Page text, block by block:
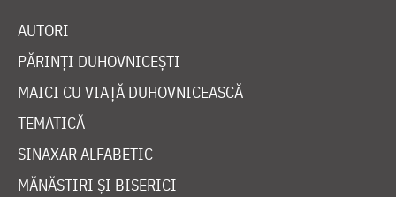
AUTORI
PĂRINȚI DUHOVNICEȘTI
MAICI CU VIAȚĂ DUHOVNICEASCĂ
TEMATICĂ
SINAXAR ALFABETIC
MĂNĂSTIRI ȘI BISERICI